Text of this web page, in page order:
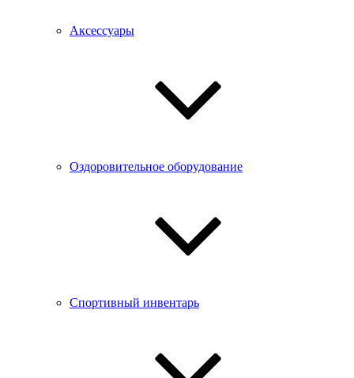
Аксессуары
Оздоровительное оборудование
Спортивный инвентарь